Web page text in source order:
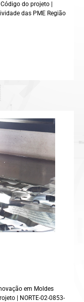
do projeto |
das PME Região
em Moldes
| NORTE-02-0853-